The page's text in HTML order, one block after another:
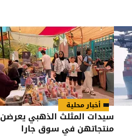
أخبار محلية
سيدات المثلث الذهبي يعرضن
منتجاتهن في سوق جارا